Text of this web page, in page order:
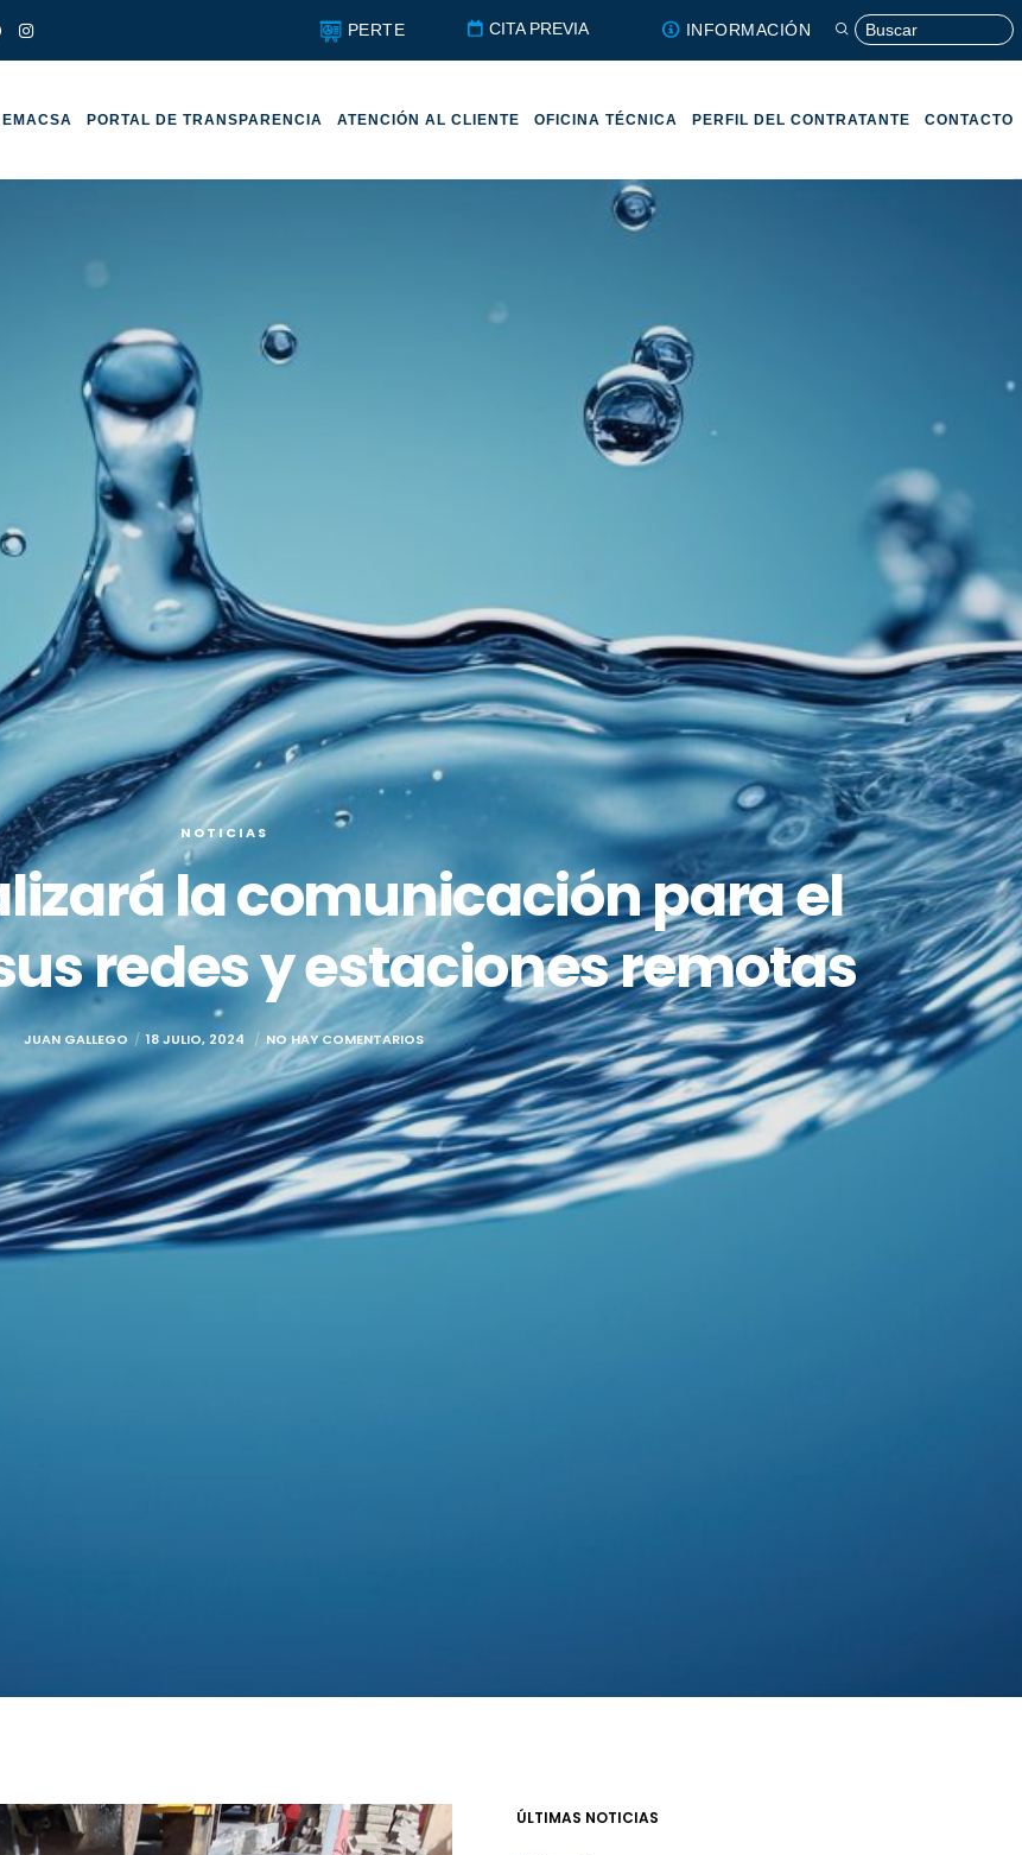
PERTE CITA PREVIA INFORMACIÓN
EMACSA PORTAL DE TRANSPARENCIA ATENCIÓN AL CLIENTE OFICINA TÉCNICA PERFIL DEL CONTRATANTE CONTACTO
NOTICIAS
la comunicación para el
redes y estaciones remotas
JUAN GALLEGO 18 JULIO, 2024 NO HAY COMENTARIOS
ÚLTIMAS NOTICIAS